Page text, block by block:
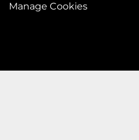
Manage Cookies